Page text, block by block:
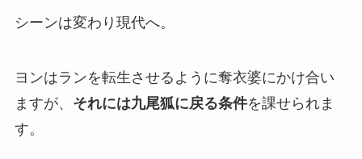
シーンは変わり現代へ。
ヨンはランを転生させるように奪衣婆にかけ合い
ますが、 それには九尾狐に戻る条件を課せられま
す。